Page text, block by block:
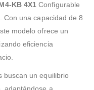
KB 4X1 Configurable
Con una capacidad de 8
modelo ofrece un
eficiencia
buscan un equilibrio